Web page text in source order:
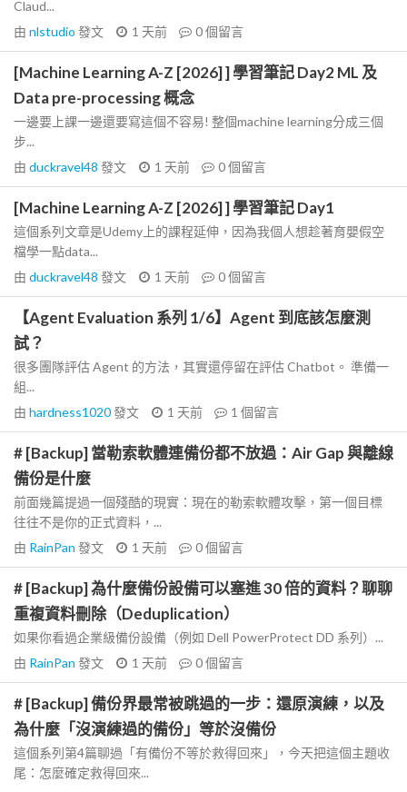
Claud...
由 nlstudio 發文 1 天前 0個留言
[Machine Learning A-Z [2026] ] 學習筆記 Day2 ML 及
Data pre-processing 概念
一邊要上課一邊還要寫這個不容易! 整個machine learning分成三個
步...
由 duckravel48 發文 1 天前 0個留言
[Machine Learning A-Z [2026] ] 學習筆記 Day1
這個系列文章是Udemy上的課程延伸，因為我個人想趁著育嬰假空
檔學一點data...
由 duckravel48 發文 1 天前 0個留言
【Agent Evaluation 系列 1/6】Agent 到底該怎麼測
試？
很多團隊評估 Agent 的方法，其實還停留在評估 Chatbot。 準備一
組...
由 hardness1020發文 1 天前 1 個留言
# [Backup] 當勒索軟體連備份都不放過：Air Gap 與離線
備份是什麼
前面幾篇提過一個殘酷的現實：現在的勒索軟體攻擊，第一個目標
往往不是你的正式資料，...
由 RainPan 發文 1 天前 0個留言
# [Backup] 為什麼備份設備可以塞進 30 倍的資料？聊聊
重複資料刪除（Deduplication）
如果你看過企業級備份設備（例如 Dell PowerProtect DD 系列）...
由 RainPan 發文 1 天前 0個留言
# [Backup] 備份界最常被跳過的一步：還原演練，以及
為什麼「沒演練過的備份」等於沒備份
這個系列第4篇聊過「有備份不等於救得回來」，今天把這個主題收
尾：怎麼確定救得回來...